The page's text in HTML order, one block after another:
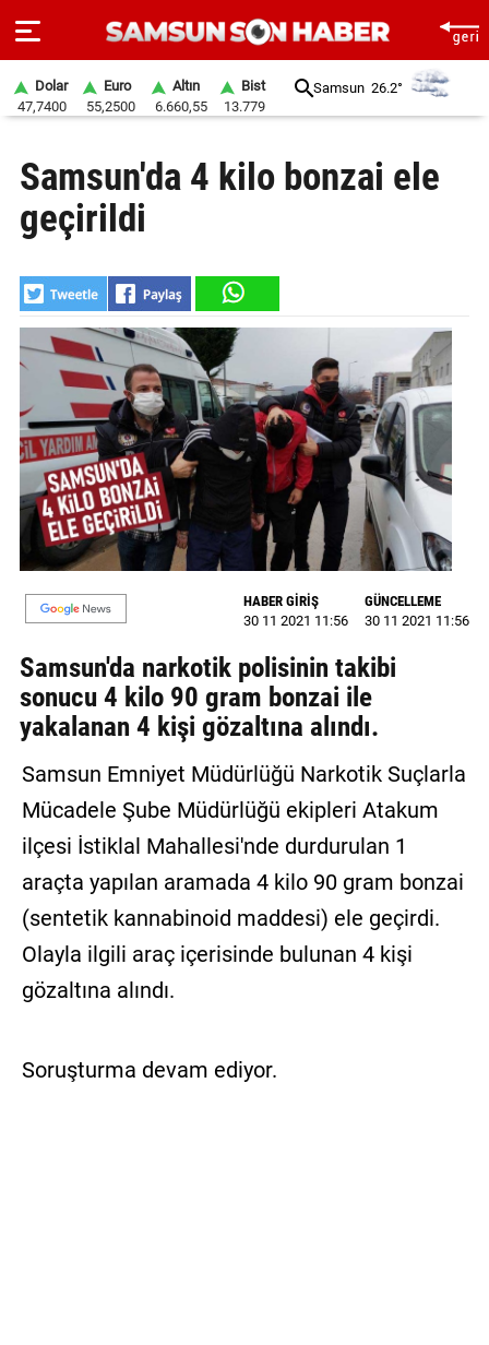
SAYFA
SAMSUN
SAMSUNSPOR
GÜNDEM
SİYASET
EKONOMİ
DÜNYA
MAGAZİN
GALERİ
VİDEO
YAZARLAR
BİZE
ULAŞIN
Künye
İletişim
Gizlilik
Politikası
Dolar
47,7400
Euro
55,2500
Altın
6.660,55
Bist
13.779
Samsun 26.2°
Samsun'da 4 kilo bonzai ele
geçirildi
HABER GİRİŞ
30 11 2021 11:56
GÜNCELLEME
30 11 2021 11:56
Samsun'da narkotik polisinin takibi
sonucu 4 kilo 90 gram bonzai ile
yakalanan 4 kişi gözaltına alındı.
Samsun Emniyet Müdürlüğü Narkotik Suçlarla
Mücadele Şube Müdürlüğü ekipleri Atakum
ilçesi İstiklal Mahallesi'nde durdurulan 1
araçta yapılan aramada 4 kilo 90 gram bonzai
(sentetik kannabinoid maddesi) ele geçirdi.
Olayla ilgili araç içerisinde bulunan 4 kişi
gözaltına alındı.
Soruşturma devam ediyor.